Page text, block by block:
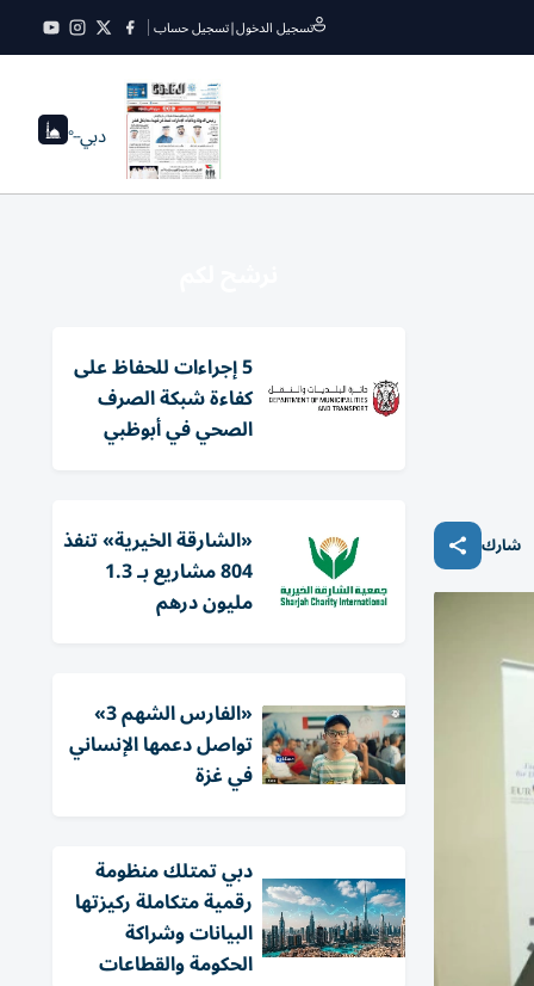
تسجيل الدخول|تسجيل حساب
دبي--°
شارك
5 إجراءات للحفاظ على
كفاءة شبكة الصرف
الصحي في أبوظبي
«الشارقة الخيرية» تنفذ
804 مشاريع بـ 1.3
مليون درهم
«الفارس الشهم 3»
تواصل دعمها الإنساني
في غزة
دبي تمتلك منظومة
رقمية متكاملة ركيزتها
البيانات وشراكة
الحكومة والقطاعات